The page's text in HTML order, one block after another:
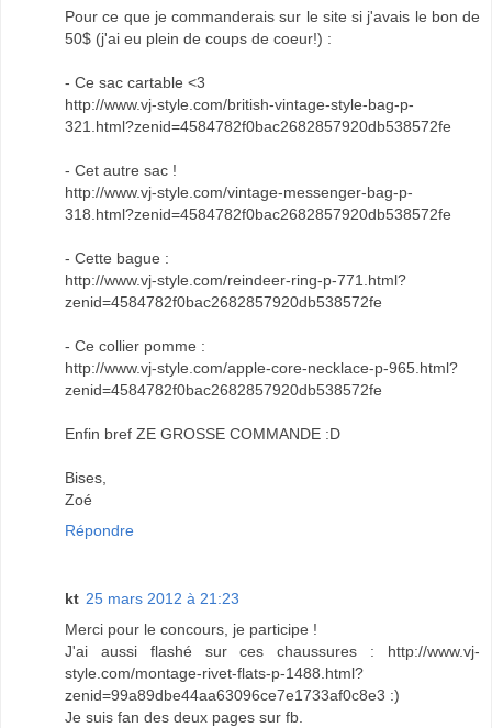
Pour ce que je commanderais sur le site si j'avais le bon de
50$ (j'ai eu plein de coups de coeur!) :
- Ce sac cartable <3
http://www.vj-style.com/british-vintage-style-bag-p-
321.html?zenid=4584782f0bac2682857920db538572fe
- Cet autre sac !
http://www.vj-style.com/vintage-messenger-bag-p-
318.html?zenid=4584782f0bac2682857920db538572fe
- Cette bague :
http://www.vj-style.com/reindeer-ring-p-771.html?
zenid=4584782f0bac2682857920db538572fe
- Ce collier pomme :
http://www.vj-style.com/apple-core-necklace-p-965.html?
zenid=4584782f0bac2682857920db538572fe
Enfin bref ZE GROSSE COMMANDE :D
Bises,
Zoé
Répondre
kt 25 mars 2012 à 21:23
Merci pour le concours, je participe !
J'ai aussi flashé sur ces chaussures : http://www.vj-
style.com/montage-rivet-flats-p-1488.html?
zenid=99a89dbe44aa63096ce7e1733af0c8e3 :)
Je suis fan des deux pages sur fb.